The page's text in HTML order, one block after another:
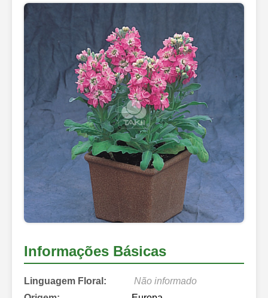
Informações Básicas
Linguagem Floral:
Não informado